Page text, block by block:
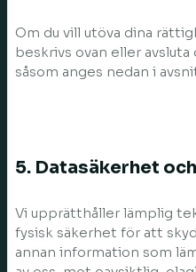
Om du vill utöva dina
beskrivs ovan eller
såsom anges nedan i
5. Datasäkerhet
Vi upprätthåller lämplig
fysisk säkerhet för att
annan information som